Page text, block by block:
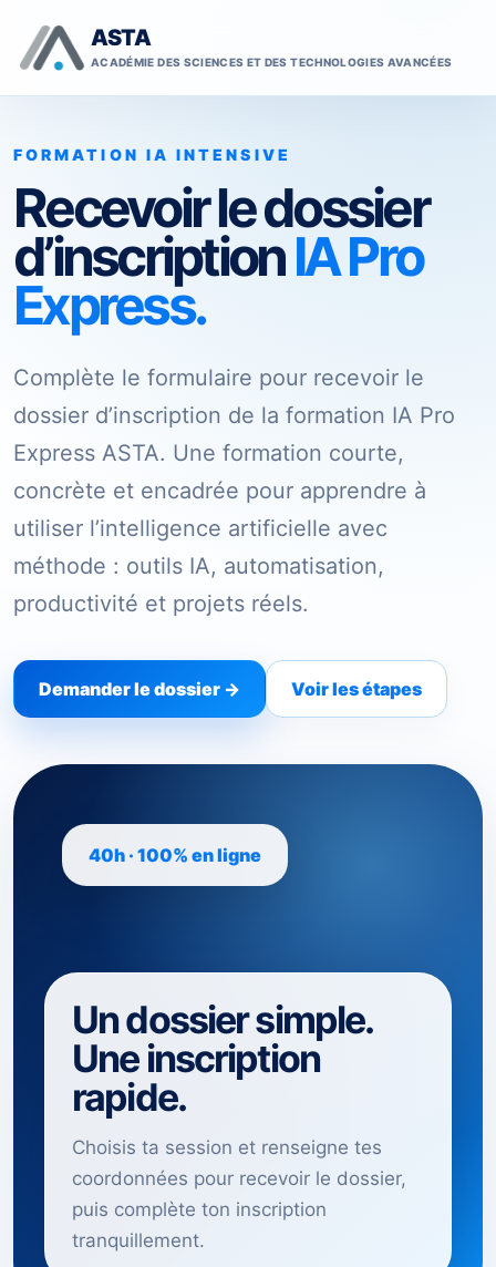
ASTA
ACADÉMIE DES SCIENCES ET DES TECHNOLOGIES AVANCÉES
FORMATION IA INTENSIVE
Recevoir le dossier
d’inscriptionIA Pro
Express.
Complète le formulaire pour recevoir le
dossier d’inscription de la formation IA Pro
Express ASTA. Une formation courte,
concrète et encadrée pour apprendre à
utiliser l’intelligence artificielle avec
méthode : outils IA, automatisation,
productivité et projets réels.
Demander le dossier → Voir les étapes
40h · 100% en ligne
Un dossier simple.
Une inscription
rapide.
Choisis ta session et renseigne tes
coordonnées pour recevoir le dossier,
puis complète ton inscription
tranquillement.